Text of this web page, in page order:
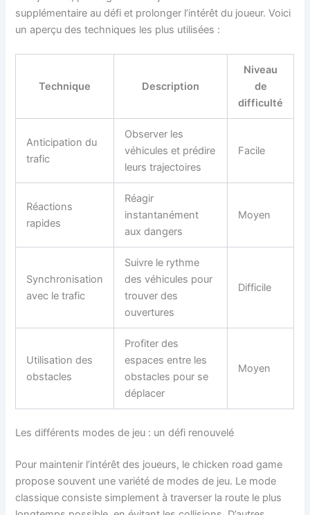
supplémentaire au défi et prolonger l’intérêt du joueur. Voici
un aperçu des techniques les plus utilisées :
Technique Description
Niveau
de
difficulté
Anticipation du
trafic
Observer les
véhicules et prédire
leurs trajectoires
Facile
Réactions
rapides
Réagir
instantanément
aux dangers
Moyen
Synchronisation
avec le trafic
Suivre le rythme
des véhicules pour
trouver des
ouvertures
Difficile
Utilisation des
obstacles
Profiter des
espaces entre les
obstacles pour se
déplacer
Moyen
Les différents modes de jeu : un défi renouvelé
Pour maintenir l’intérêt des joueurs, le chicken road game
propose souvent une variété de modes de jeu. Le mode
classique consiste simplement à traverser la route le plus